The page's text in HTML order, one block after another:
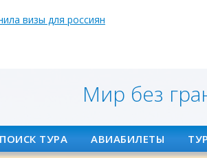
визы для россиян
Мир без
ПОИСК ТУРА АВИАБИЛЕТЫ